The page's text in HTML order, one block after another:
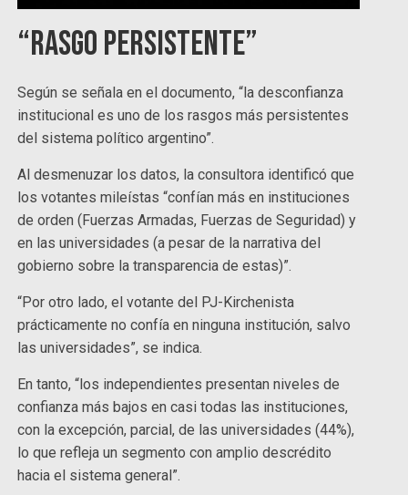
“Rasgo persistente”
Según se señala en el documento, “la desconfianza
institucional es uno de los rasgos más persistentes
del sistema político argentino”.
Al desmenuzar los datos, la consultora identificó que
los votantes mileístas “confían más en instituciones
de orden (Fuerzas Armadas, Fuerzas de Seguridad) y
en las universidades (a pesar de la narrativa del
gobierno sobre la transparencia de estas)”.
“Por otro lado, el votante del PJ-Kirchenista
prácticamente no confía en ninguna institución, salvo
las universidades”, se indica.
En tanto, “los independientes presentan niveles de
confianza más bajos en casi todas las instituciones,
con la excepción, parcial, de las universidades (44%),
lo que refleja un segmento con amplio descrédito
hacia el sistema general”.